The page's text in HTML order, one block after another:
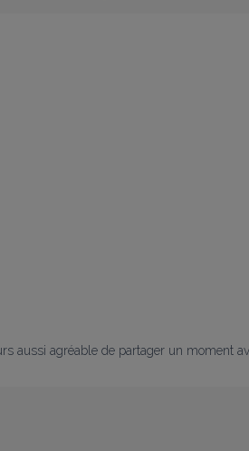
aussi agréable de partager un moment